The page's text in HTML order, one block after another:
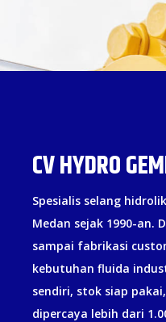
CV HYDRO
Spesialis selang
Medan sejak 1990-an.
sampai fabrikasi
kebutuhan fluida
sendiri, stok siap
dipercaya lebih dari